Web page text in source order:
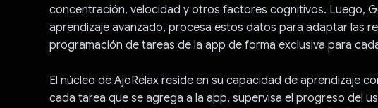
concentración, velocidad y otros factores cognitivos. Luego,
aprendizaje avanzado, procesa estos datos para adaptar las
programación de tareas de la app de forma exclusiva para
El núcleo de AjoRelax reside en su capacidad de aprendizaje
cada tarea que se agrega a la app, supervisa el progreso del